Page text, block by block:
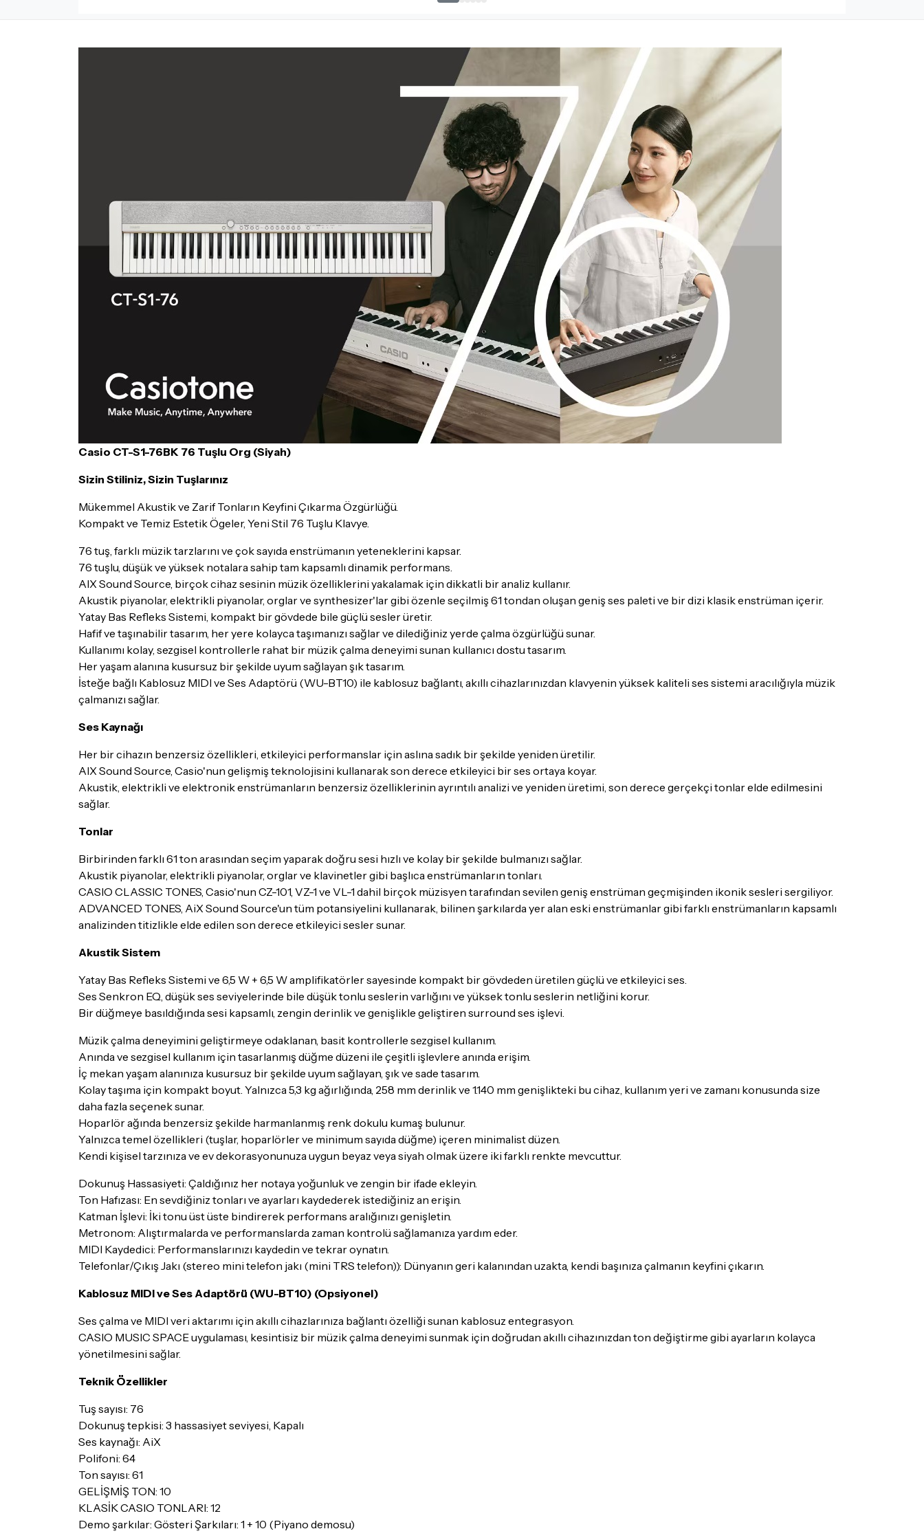
İade ve değişimi talep edilecek ürünün ticari vasfını yitirmemiş olması,
ambalajının korunmuş, aksesuar ve tüm ürün içeriğinin eksiksiz olması
gerekmektedir. Satın almış olduğunuz ürünü göndermeden önce
mutlakaDestekekibimiz ile iletişime geçerek bilgi veriniz.
İade ve değişim koşulları, ürün kategorilerine göre farklılık gösterebilir.
Lütfen satın almadan önce ilgili ürünün iade/değişim şartlarını kontrol
ettiğinizden emin olun.
Detaylar içintıklayınız
Casio CT-S1-76BK 76 Tuşlu Org (Siyah)
Sizin Stiliniz, Sizin Tuşlarınız
Mükemmel Akustik ve Zarif Tonların Keyfini Çıkarma Özgürlüğü.
Kompakt ve Temiz Estetik Ögeler, Yeni Stil 76 Tuşlu Klavye.
76 tuş, farklı müzik tarzlarını ve çok sayıda enstrümanın yeteneklerini kapsar.
76 tuşlu, düşük ve yüksek notalara sahip tam kapsamlı dinamik performans.
AIX Sound Source, birçok cihaz sesinin müzik özelliklerini yakalamak için dikkatli bir analiz kullanır.
Akustik piyanolar, elektrikli piyanolar, orglar ve synthesizer'lar gibi özenle seçilmiş 61 tondan oluşan geniş ses paleti ve bir dizi klasik enstrüman içerir.
Yatay Bas Refleks Sistemi, kompakt bir gövdede bile güçlü sesler üretir.
Hafif ve taşınabilir tasarım, her yere kolayca taşımanızı sağlar ve dilediğiniz yerde çalma özgürlüğü sunar.
Kullanımı kolay, sezgisel kontrollerle rahat bir müzik çalma deneyimi sunan kullanıcı dostu tasarım.
Her yaşam alanına kusursuz bir şekilde uyum sağlayan şık tasarım.
İsteğe bağlı Kablosuz MIDI ve Ses Adaptörü (WU-BT10) ile kablosuz bağlantı, akıllı cihazlarınızdan klavyenin yüksek kaliteli ses sistemi aracılığıyla müzik
çalmanızı sağlar.
Ses Kaynağı
Her bir cihazın benzersiz özellikleri, etkileyici performanslar için aslına sadık bir şekilde yeniden üretilir.
AIX Sound Source, Casio'nun gelişmiş teknolojisini kullanarak son derece etkileyici bir ses ortaya koyar.
Akustik, elektrikli ve elektronik enstrümanların benzersiz özelliklerinin ayrıntılı analizi ve yeniden üretimi, son derece gerçekçi tonlar elde edilmesini
sağlar.
Tonlar
Birbirinden farklı 61 ton arasından seçim yaparak doğru sesi hızlı ve kolay bir şekilde bulmanızı sağlar.
Akustik piyanolar, elektrikli piyanolar, orglar ve klavinetler gibi başlıca enstrümanların tonları.
CASIO CLASSIC TONES, Casio'nun CZ-101, VZ-1 ve VL-1 dahil birçok müzisyen tarafından sevilen geniş enstrüman geçmişinden ikonik sesleri sergiliyor.
ADVANCED TONES, AiX Sound Source'un tüm potansiyelini kullanarak, bilinen şarkılarda yer alan eski enstrümanlar gibi farklı enstrümanların kapsamlı
analizinden titizlikle elde edilen son derece etkileyici sesler sunar.
Akustik Sistem
Yatay Bas Refleks Sistemi ve 6,5 W + 6,5 W amplifikatörler sayesinde kompakt bir gövdeden üretilen güçlü ve etkileyici ses.
Ses Senkron EQ, düşük ses seviyelerinde bile düşük tonlu seslerin varlığını ve yüksek tonlu seslerin netliğini korur.
Bir düğmeye basıldığında sesi kapsamlı, zengin derinlik ve genişlikle geliştiren surround ses işlevi.
Müzik çalma deneyimini geliştirmeye odaklanan, basit kontrollerle sezgisel kullanım.
Anında ve sezgisel kullanım için tasarlanmış düğme düzeni ile çeşitli işlevlere anında erişim.
İç mekan yaşam alanınıza kusursuz bir şekilde uyum sağlayan, şık ve sade tasarım.
Kolay taşıma için kompakt boyut. Yalnızca 5,3 kg ağırlığında, 258 mm derinlik ve 1.140 mm genişlikteki bu cihaz, kullanım yeri ve zamanı konusunda size
daha fazla seçenek sunar.
Hoparlör ağında benzersiz şekilde harmanlanmış renk dokulu kumaş bulunur.
Yalnızca temel özellikleri (tuşlar, hoparlörler ve minimum sayıda düğme) içeren minimalist düzen.
Kendi kişisel tarzınıza ve ev dekorasyonunuza uygun beyaz veya siyah olmak üzere iki farklı renkte mevcuttur.
Dokunuş Hassasiyeti: Çaldığınız her notaya yoğunluk ve zengin bir ifade ekleyin.
Ton Hafızası: En sevdiğiniz tonları ve ayarları kaydederek istediğiniz an erişin.
Katman İşlevi: İki tonu üst üste bindirerek performans aralığınızı genişletin.
Metronom: Alıştırmalarda ve performanslarda zaman kontrolü sağlamanıza yardım eder.
MIDI Kaydedici: Performanslarınızı kaydedin ve tekrar oynatın.
Telefonlar/Çıkış Jakı (stereo mini telefon jakı (mini TRS telefon)): Dünyanın geri kalanından uzakta, kendi başınıza çalmanın keyfini çıkarın.
Kablosuz MIDI ve Ses Adaptörü (WU-BT10) (Opsiyonel)
Ses çalma ve MIDI veri aktarımı için akıllı cihazlarınıza bağlantı özelliği sunan kablosuz entegrasyon.
CASIO MUSIC SPACE uygulaması, kesintisiz bir müzik çalma deneyimi sunmak için doğrudan akıllı cihazınızdan ton değiştirme gibi ayarların kolayca
yönetilmesini sağlar.
Teknik Özellikler
Tuş sayısı: 76
Dokunuş tepkisi: 3 hassasiyet seviyesi, Kapalı
Ses kaynağı: AiX
Polifoni: 64
Ton sayısı: 61
GELİŞMİŞ TON: 10
KLASİK CASIO TONLARI: 12
Demo şarkılar: Gösteri Şarkıları: 1 + 10 (Piyano demosu)